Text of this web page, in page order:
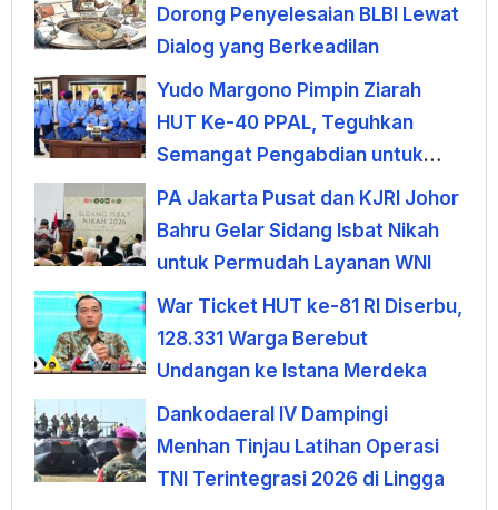
Dorong Penyelesaian BLBI Lewat
Dialog yang Berkeadilan
Yudo Margono Pimpin Ziarah
HUT Ke-40 PPAL, Teguhkan
Semangat Pengabdian untuk
Negeri
PA Jakarta Pusat dan KJRI Johor
Bahru Gelar Sidang Isbat Nikah
untuk Permudah Layanan WNI
War Ticket HUT ke-81 RI Diserbu,
128.331 Warga Berebut
Undangan ke Istana Merdeka
Dankodaeral IV Dampingi
Menhan Tinjau Latihan Operasi
TNI Terintegrasi 2026 di Lingga